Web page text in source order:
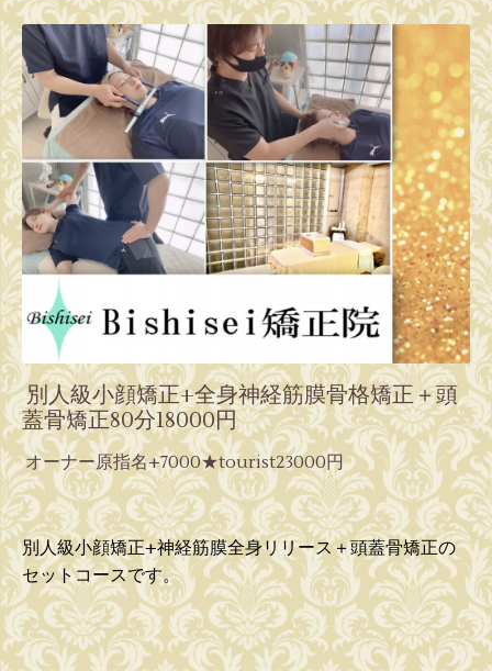
別人級小顔矯正+全身神経筋膜骨格矯正＋頭
蓋骨矯正80分18000円
オーナー原指名+7000★tourist23000円
別人級小顔矯正+神経筋膜全身リリース＋頭蓋骨矯正の
セットコースです。